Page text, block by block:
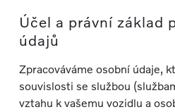
Účel a právní základ
údajů
Zpracováváme osobní údaje,
souvislosti se službou
vztahu k vašemu vozidlu a